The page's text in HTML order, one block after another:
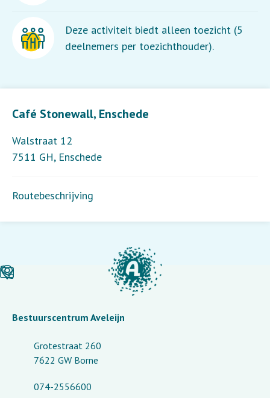
Café Stonewall, Enschede
Walstraat 12
7511 GH, Enschede
Routebeschrijving
Deze activiteit biedt alleen toezicht (5
deelnemers per toezichthouder).
Bestuurscentrum Aveleijn
Grotestraat 260
7622 GW Borne
074-2556600